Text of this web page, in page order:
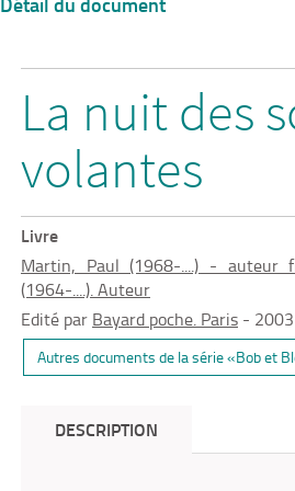
La nuit des
volantes
Livre
Martin, Paul (1968-....) - auteur
(1964-....). Auteur
Edité par Bayard poche. Paris - 2003
Autres documents de la série «Bob et
DESCRIPTION